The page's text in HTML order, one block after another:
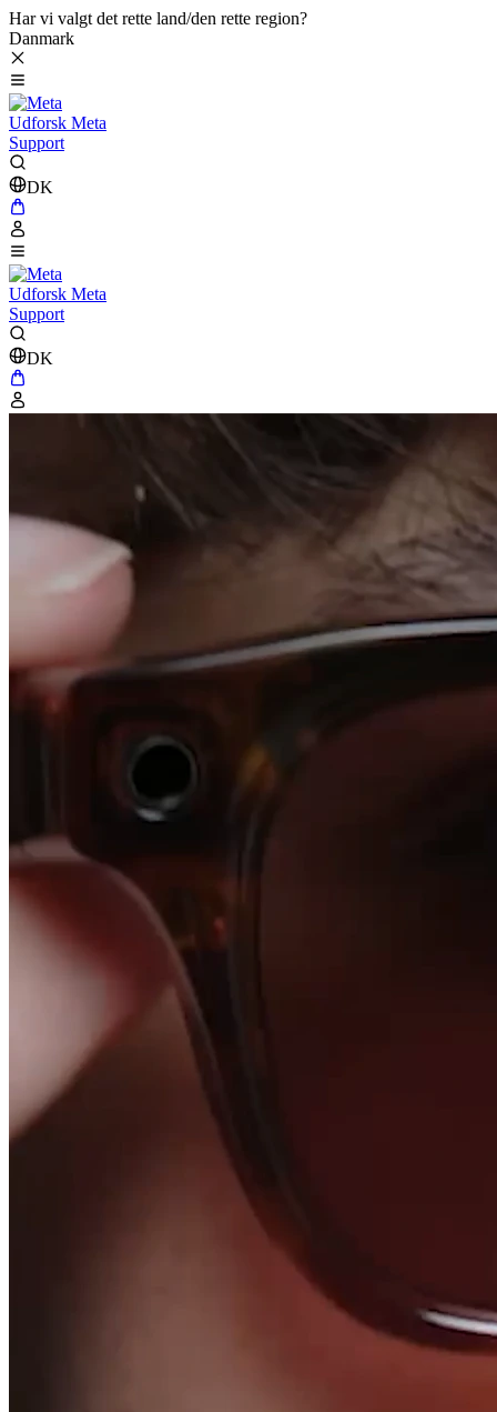
Har vi valgt det rette land/den rette region?
Danmark
Udforsk Meta
Support
DK
Udforsk Meta
Support
DK